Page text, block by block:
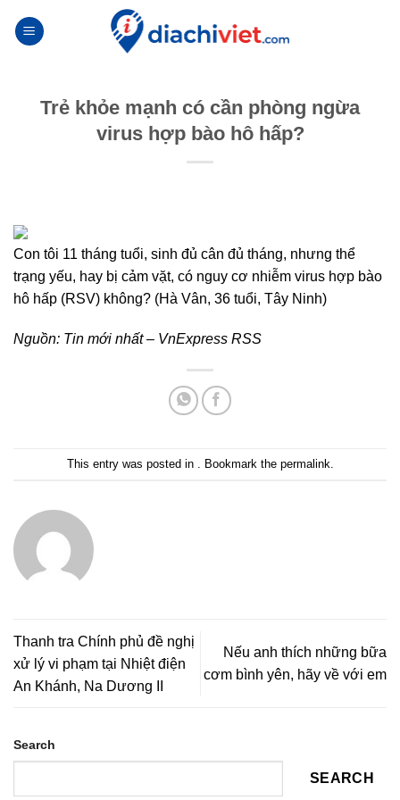
Trẻ khỏe mạnh có cần phòng ngừa
virus hợp bào hô hấp?
Con tôi 11 tháng tuổi, sinh đủ cân đủ tháng, nhưng thể
trạng yếu, hay bị cảm vặt, có nguy cơ nhiễm virus hợp bào
hô hấp (RSV) không? (Hà Vân, 36 tuổi, Tây Ninh)
Nguồn: Tin mới nhất – VnExpress RSS
This entry was posted in . Bookmark the permalink
Thanh tra Chính phủ đề nghị
xử lý vi phạm tại Nhiệt điện
An Khánh, Na Dương II
Nếu anh thích những bữa
cơm bình yên, hãy về với em
Search
SEARCH